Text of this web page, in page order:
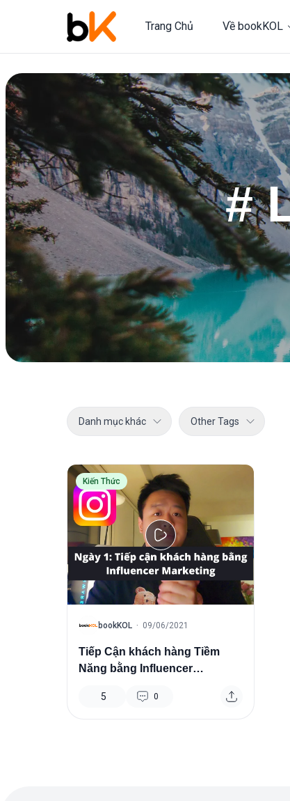
Trang Chủ Về bookKOL
#
Danh mục khác Other Tags
Kiến Thức
B bookKOL · 09/06/2021
Tiếp Cận khách hàng Tiềm
Năng bằng Influencer
5 0